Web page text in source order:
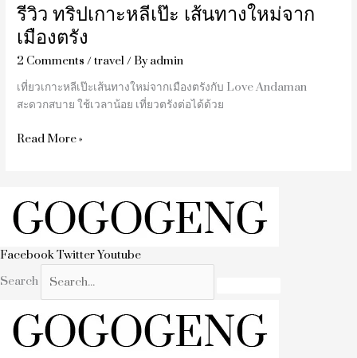
รีวิว ทริปเกาะหลีเป๊ะ เส้นทางใหม่จาก
เมืองตรัง
2 Comments /travel/ Byadmin
เที่ยวเกาะหลีเป๊ะเส้นทางใหม่จากเมืองตรังกับ Love Andaman
สะดวกสบาย ใช้เวลาน้อย เที่ยวตรังต่อได้ด้วย
Read More »
FacebookTwitterYoutube
Search